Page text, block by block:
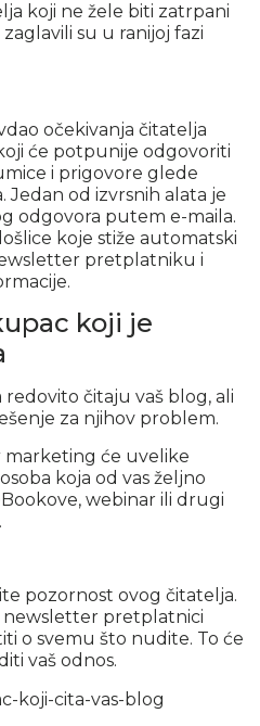
koji ne žele biti zatrpani
su u ranijoj fazi
očekivanja čitatelja
će potpunije odgovoriti
i prigovore glede
Jedan od izvrsnih alata je
odgovora putem e-maila.
koje stiže automatski
pretplatniku i
koji je
redovito čitaju vaš blog, ali
za njihov problem.
marketing će uvelike
koja od vas željno
webinar ili drugi
pozornost ovog čitatelja.
newsletter pretplatnici
o svemu što nudite. To će
vaš odnos.